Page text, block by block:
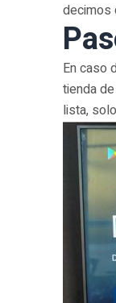
decimos
En caso
tienda
lista,